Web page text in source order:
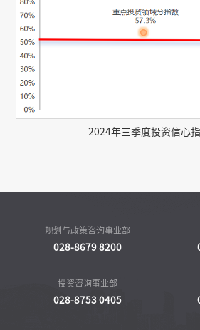
2024年三季度投资信心
规划与政策咨询事业部
028-8679 8200
投资咨询事业部
028-8753 0405